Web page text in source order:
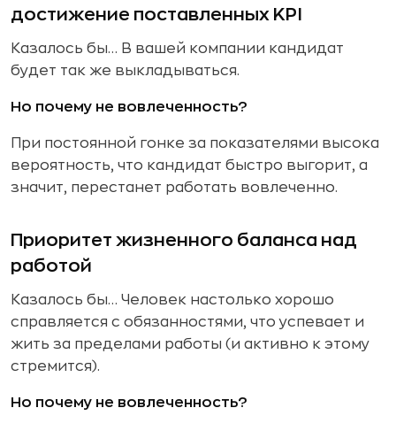
достижение поставленных KPI
Казалось бы… В вашей компании кандидат
будет так же выкладываться.
Но почему не вовлеченность?
При постоянной гонке за показателями высока
вероятность, что кандидат быстро выгорит, а
значит, перестанет работать вовлеченно.
Приоритет жизненного баланса над
работой
Казалось бы… Человек настолько хорошо
справляется с обязанностями, что успевает и
жить за пределами работы (и активно к этому
стремится).
Но почему не вовлеченность?